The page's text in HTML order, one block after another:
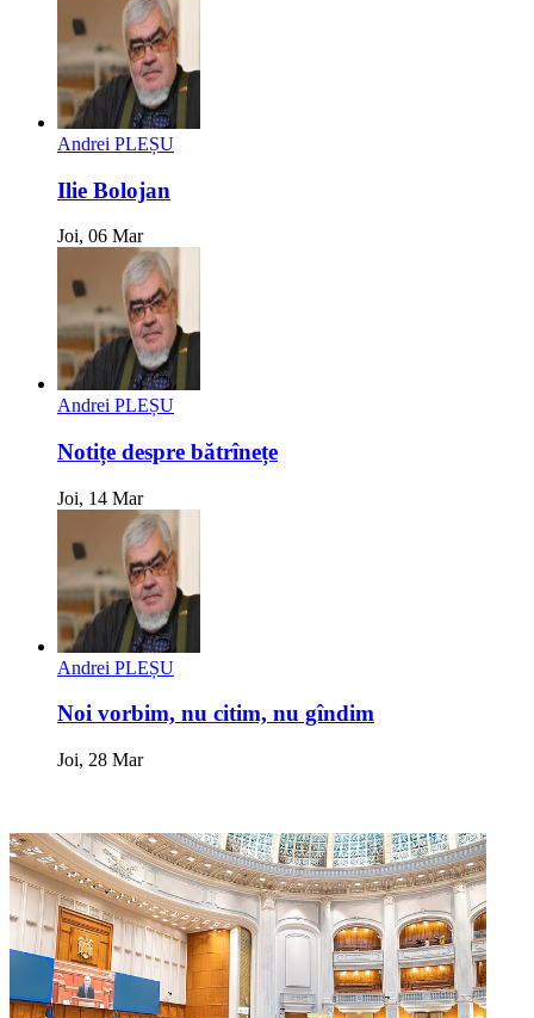
Andrei PLEȘU
Ilie Bolojan
Joi, 06 Mar
Andrei PLEȘU
Notițe despre bătrînețe
Joi, 14 Mar
Andrei PLEȘU
Noi vorbim, nu citim, nu gîndim
Joi, 28 Mar